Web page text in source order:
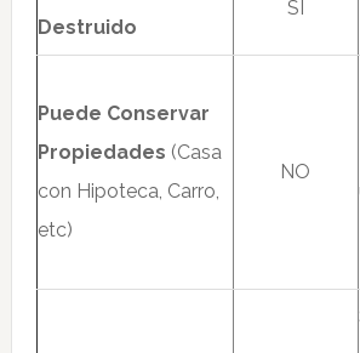
Destruido
SI
Puede Conservar
Propiedades (Casa
con Hipoteca, Carro,
etc)
NO